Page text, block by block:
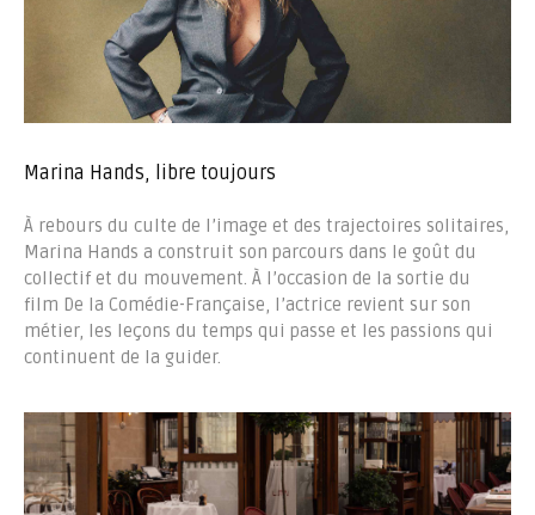
Marina Hands, libre toujours
À rebours du culte de l’image et des trajectoires solitaires,
Marina Hands a construit son parcours dans le goût du
collectif et du mouvement. À l’occasion de la sortie du
film De la Comédie-Française, l’actrice revient sur son
métier, les leçons du temps qui passe et les passions qui
continuent de la guider.